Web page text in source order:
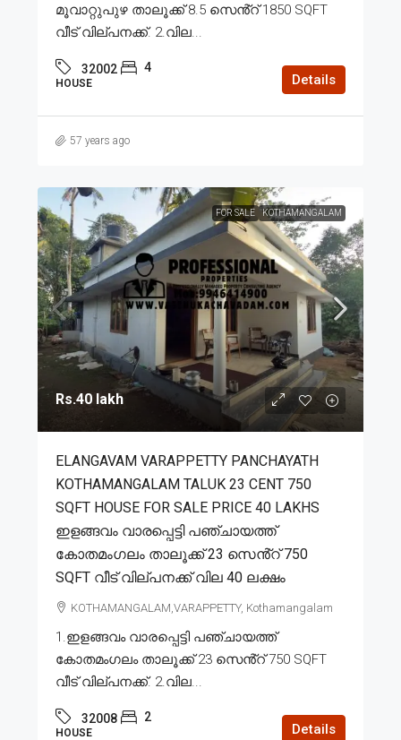
മൂവാറ്റുപുഴ താലൂക്ക് 8.5 സെൻ്റ് 1850 SQFT
വീട് വില്പനക്ക്. 2.വില...
32002 4
HOUSE Details
57 years ago
FOR SALE KOTHAMANGALAM
Rs.40 lakh
ELANGAVAM VARAPPETTY PANCHAYATH
KOTHAMANGALAM TALUK 23 CENT 750
SQFT HOUSE FOR SALE PRICE 40 LAKHS
ഇളങ്ങവം വാരപ്പെട്ടി പഞ്ചായത്ത്
കോതമംഗലം താലൂക്ക് 23 സെൻ്റ് 750
SQFT വീട് വില്പനക്ക് വില 40 ലക്ഷം
KOTHAMANGALAM,VARAPPETTY, Kothamangalam
1.ഇളങ്ങവം വാരപ്പെട്ടി പഞ്ചായത്ത്
കോതമംഗലം താലൂക്ക് 23 സെൻ്റ് 750 SQFT
വീട് വില്പനക്ക്. 2.വില...
32008 2
HOUSE Details